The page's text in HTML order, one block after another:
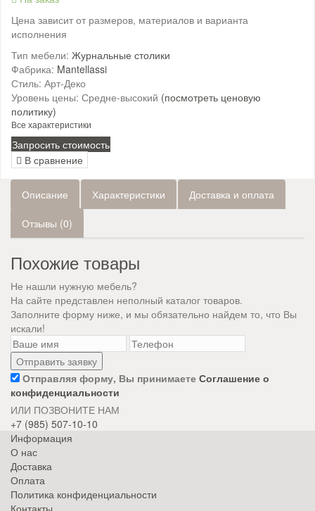
Цена зависит от размеров, материалов и варианта
исполнения
Тип мебели: Журнальные столики
Фабрика: Mantellassi
Стиль: Арт-Деко
Уровень цены: Средне-высокий (посмотреть ценовую
политику)
Все характеристики
Запросить стоимость
В сравнение
Описание Характеристики Доставка и оплата
Отзывы (0)
Похожие товары
Не нашли нужную мебель?
На сайте представлен неполный каталог товаров.
Заполните форму ниже, и мы обязательно найдем то, что Вы
искали!
Отправляя форму, Вы принимаете Соглашение о
конфиденциальности
ИЛИ ПОЗВОНИТЕ НАМ
+7 (985) 507-10-10
Информация
О нас
Доставка
Оплата
Политика конфиденциальности
Контакты